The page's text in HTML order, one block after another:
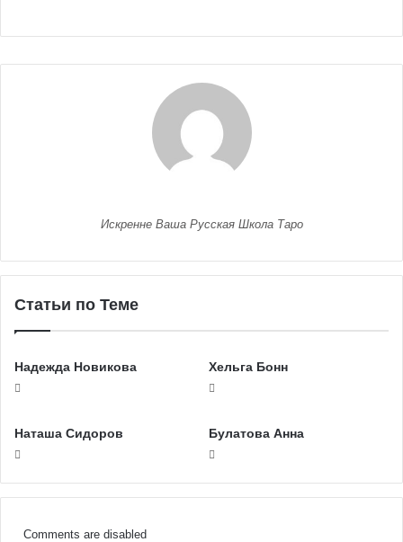
Искренне Ваша Русская Школа Таро
Статьи по Теме
Надежда Новикова Хельга Бонн
Наташа Сидоров Булатова Анна
Comments are disabled